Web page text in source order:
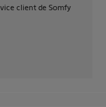
client de Somfy